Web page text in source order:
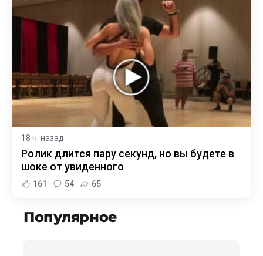
18 ч. назад
Ролик длится пару секунд, но вы будете в
шоке от увиденного
161 54 65
Популярное